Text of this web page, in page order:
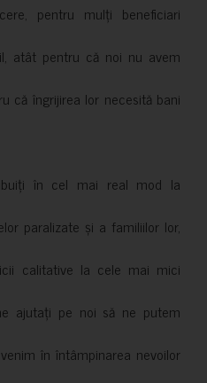
pentru mulți beneficiari
atât pentru că noi nu avem
că îngrijirea lor necesită bani
în cel mai real mod la
paralizate și a familiilor lor,
calitative la cele mai mici
ajutați pe noi să ne putem
în întâmpinarea nevoilor